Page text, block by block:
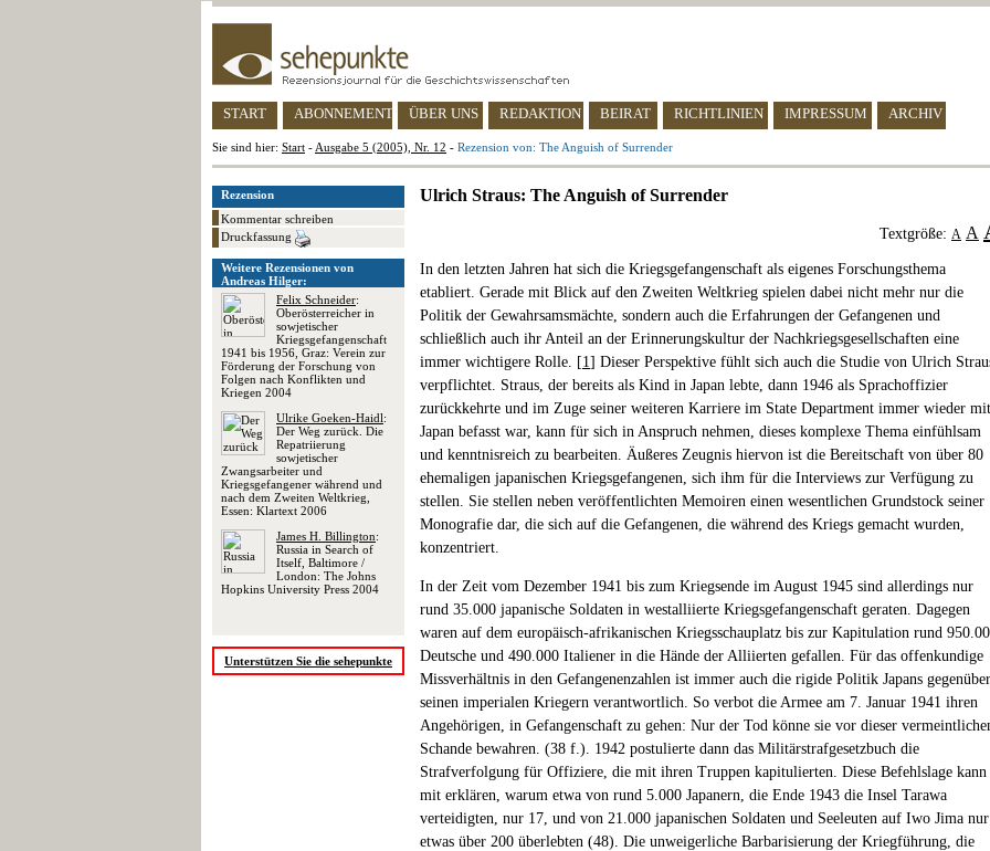
START ABONNEMENT ÜBER UNS REDAKTION BEIRAT RICHTLINIEN IMPRESSUM ARCHIV
Sie sind hier: Start - Ausgabe 5 (2005), Nr. 12 - Rezension von: The Anguish of Surrender
Rezension
Kommentar schreiben
Druckfassung
Weitere Rezensionen von
Andreas Hilger:
Felix Schneider:
Oberösterreicher in
sowjetischer
Kriegsgefangenschaft
1941 bis 1956, Graz: Verein zur
Förderung der Forschung von
Folgen nach Konflikten und
Kriegen 2004
Ulrike Goeken-Haidl:
Der Weg zurück. Die
Repatriierung
sowjetischer
Zwangsarbeiter und
Kriegsgefangener während und
nach dem Zweiten Weltkrieg,
Essen: Klartext 2006
James H. Billington:
Russia in Search of
Itself, Baltimore /
London: The Johns
Hopkins University Press 2004
Unterstützen Sie die sehepunkte
Ulrich Straus: The Anguish of Surrender
Textgröße: A A
In den letzten Jahren hat sich die Kriegsgefangenschaft als eigenes Forschungsthema
etabliert. Gerade mit Blick auf den Zweiten Weltkrieg spielen dabei nicht mehr nur die
Politik der Gewahrsamsmächte, sondern auch die Erfahrungen der Gefangenen und
schließlich auch ihr Anteil an der Erinnerungskultur der Nachkriegsgesellschaften eine
immer wichtigere Rolle. [1] Dieser Perspektive fühlt sich auch die Studie von Ulrich
verpflichtet. Straus, der bereits als Kind in Japan lebte, dann 1946 als Sprachoffizier
zurückkehrte und im Zuge seiner weiteren Karriere im State Department immer wieder mit
Japan befasst war, kann für sich in Anspruch nehmen, dieses komplexe Thema einfühlsam
und kenntnisreich zu bearbeiten. Äußeres Zeugnis hiervon ist die Bereitschaft von über 80
ehemaligen japanischen Kriegsgefangenen, sich ihm für die Interviews zur Verfügung zu
stellen. Sie stellen neben veröffentlichten Memoiren einen wesentlichen Grundstock seiner
Monografie dar, die sich auf die Gefangenen, die während des Kriegs gemacht wurden,
konzentriert.
In der Zeit vom Dezember 1941 bis zum Kriegsende im August 1945 sind allerdings nur
rund 35.000 japanische Soldaten in westalliierte Kriegsgefangenschaft geraten. Dagegen
waren auf dem europäisch-afrikanischen Kriegsschauplatz bis zur Kapitulation rund
Deutsche und 490.000 Italiener in die Hände der Alliierten gefallen. Für das offenkundige
Missverhältnis in den Gefangenenzahlen ist immer auch die rigide Politik Japans gegenüber
seinen imperialen Kriegern verantwortlich. So verbot die Armee am 7. Januar 1941 ihren
Angehörigen, in Gefangenschaft zu gehen: Nur der Tod könne sie vor dieser
Schande bewahren. (38 f.). 1942 postulierte dann das Militärstrafgesetzbuch die
Strafverfolgung für Offiziere, die mit ihren Truppen kapitulierten. Diese Befehlslage kann
mit erklären, warum etwa von rund 5.000 Japanern, die Ende 1943 die Insel Tarawa
verteidigten, nur 17, und von 21.000 japanischen Soldaten und Seeleuten auf Iwo Jima nur
etwas über 200 überlebten (48). Die unweigerliche Barbarisierung der Kriegführung, die